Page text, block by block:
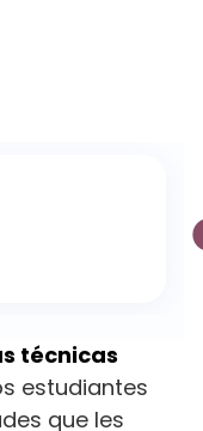
técnicas
estudiantes
que les